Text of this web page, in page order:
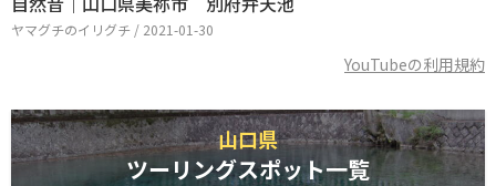
ヤマグチのイリグチ / 2021-01-30
YouTubeの利用規約
山口県
ツーリングスポット一覧